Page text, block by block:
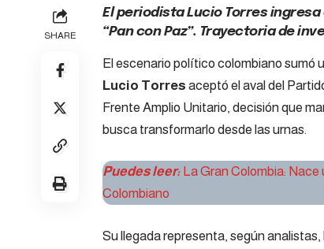
SHARE
El periodista Lucio Torres
“Pan con Paz”. Trayectoria de
El escenario político colombiano sumó
Lucio Torres aceptó el aval del
Frente Amplio Unitario, decisión que
busca transformarlo desde las urnas.
Puedes leer: La Gran Colombia:
Colombiano
Su llegada representa, según analistas,